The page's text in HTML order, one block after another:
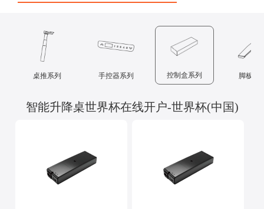
桌推系列 手控器系列 控制盒系列 脚板系
智能升降桌世界杯在线开户-世界杯(中国)